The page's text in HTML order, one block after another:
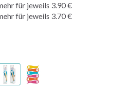
für jeweils 3.90 €
für jeweils 3.70 €